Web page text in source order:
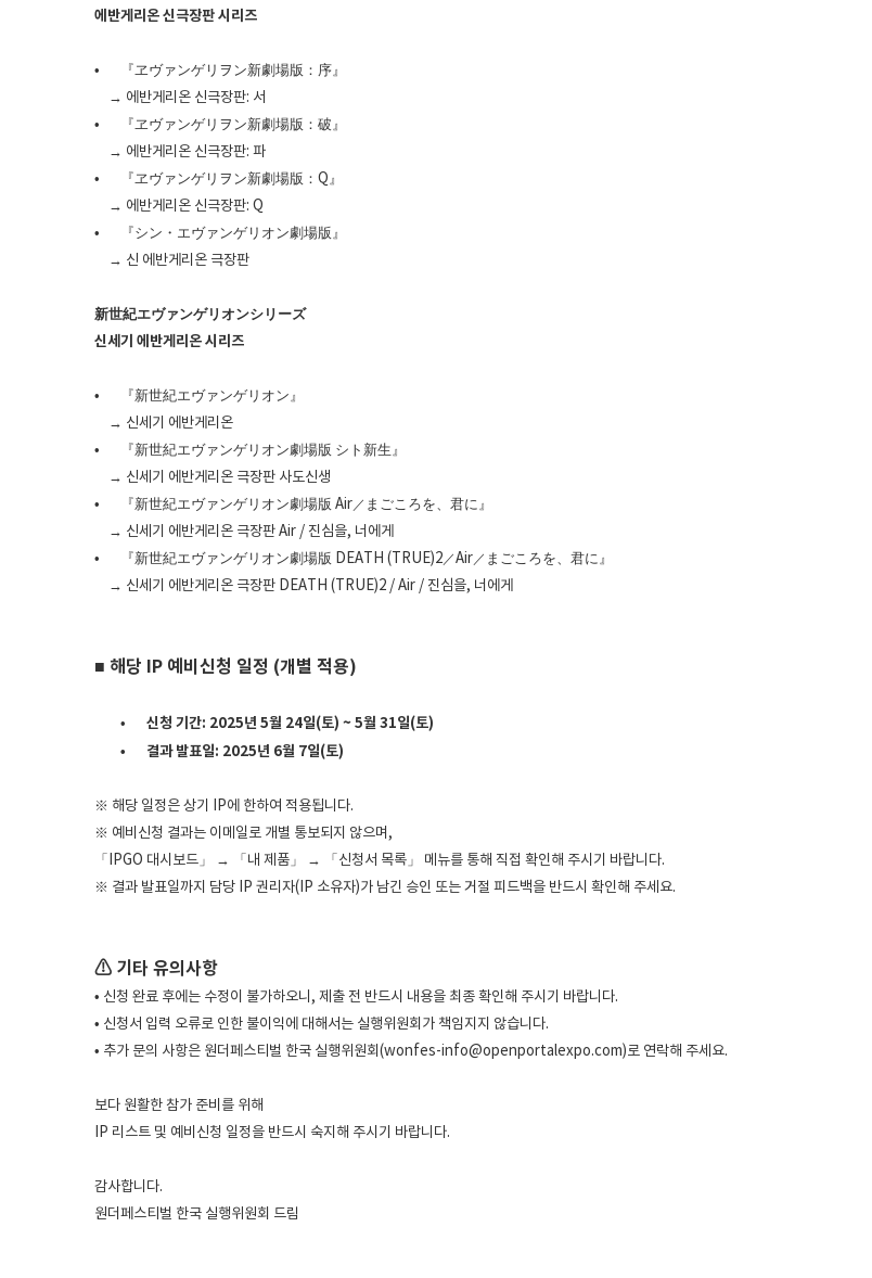
에반게리온 신극장판 시리즈
•
『ヱヴァンゲリヲン新劇場版：序』
→ 에반게리온 신극장판: 서
•
『ヱヴァンゲリヲン新劇場版：破』
→ 에반게리온 신극장판: 파
•
『ヱヴァンゲリヲン新劇場版：Q』
→ 에반게리온 신극장판: Q
•
『シン・エヴァンゲリオン劇場版』
→ 신 에반게리온 극장판
新世紀エヴァンゲリオンシリーズ
신세기 에반게리온 시리즈
•
『新世紀エヴァンゲリオン』
→ 신세기 에반게리온
•
『新世紀エヴァンゲリオン劇場版 シト新生』
→ 신세기 에반게리온 극장판 사도신생
•
『新世紀エヴァンゲリオン劇場版 Air ／ まごころを、君に』
→ 신세기 에반게리온 극장판 Air / 진심을, 너에게
•
『新世紀エヴァンゲリオン劇場版 DEATH (TRUE)2 ／Air ／ まごころを、君に』
→ 신세기 에반게리온 극장판 DEATH (TRUE)2 / Air / 진심을, 너에게
■ 해당 IP 예비신청 일정 (개별 적용)
•
신청 기간: 2025년 5월 24일(토) ~ 5월 31일(토)
•
결과 발표일: 2025년 6월 7일(토)
※ 해당 일정은 상기 IP에 한하여 적용됩니다.
※ 예비신청 결과는 이메일로 개별 통보되지 않으며,
「IPGO 대시보드」 → 「내 제품」 → 「신청서 목록」 메뉴를 통해 직접 확인해 주시기 바랍니다.
※ 결과 발표일까지 담당 IP 권리자(IP 소유자)가 남긴 승인 또는 거절 피드백을 반드시 확인해 주세요.
⚠ 기타 유의사항
• 신청 완료 후에는 수정이 불가하오니, 제출 전 반드시 내용을 최종 확인해 주시기 바랍니다.
• 신청서 입력 오류로 인한 불이익에 대해서는 실행위원회가 책임지지 않습니다.
• 추가 문의 사항은 원더페스티벌 한국 실행위원회(wonfes-info@openportalexpo.com)로 연락해 주세요.
보다 원활한 참가 준비를 위해
IP 리스트 및 예비신청 일정을 반드시 숙지해 주시기 바랍니다.
감사합니다.
원더페스티벌 한국 실행위원회 드림